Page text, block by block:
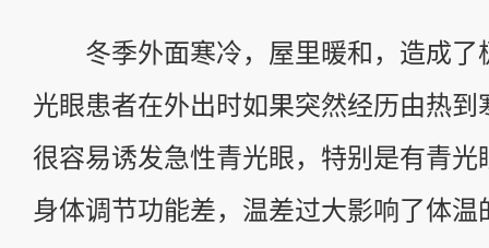
冬季外面寒冷，屋里暖和，造成了
光眼患者在外出时如果突然经历由热到
很容易诱发急性青光眼，特别是有青光
身体调节功能差，温差过大影响了体温